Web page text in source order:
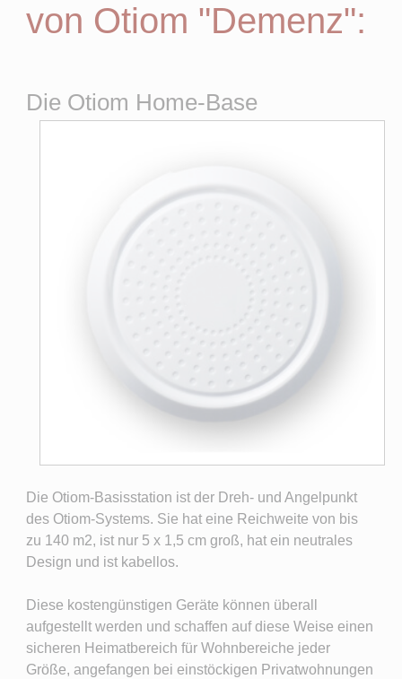
von Otiom "Demenz":
Die Otiom Home-Base
Die Otiom-Basisstation ist der Dreh- und Angelpunkt
des Otiom-Systems. Sie hat eine Reichweite von bis
zu 140 m2, ist nur 5 x 1,5 cm groß, hat ein neutrales
Design und ist kabellos.
Diese kostengünstigen Geräte können überall
aufgestellt werden und schaffen auf diese Weise einen
sicheren Heimatbereich für Wohnbereiche jeder
Größe, angefangen bei einstöckigen Privatwohnungen